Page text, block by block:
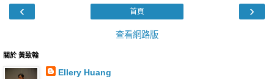
‹ ›
首頁
查看網路版
關於 黃致翰
Ellery Huang